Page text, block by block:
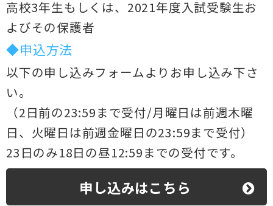
高校3年生もしくは、2021年度入試受験生お
よびその保護者
◆申込方法
以下の申し込みフォームよりお申し込み下さ
い。
（2日前の23:59まで受付/月曜日は前週木曜
日、火曜日は前週金曜日の23:59まで受付）
23日のみ18日の昼12:59までの受付です。
申し込みはこちら